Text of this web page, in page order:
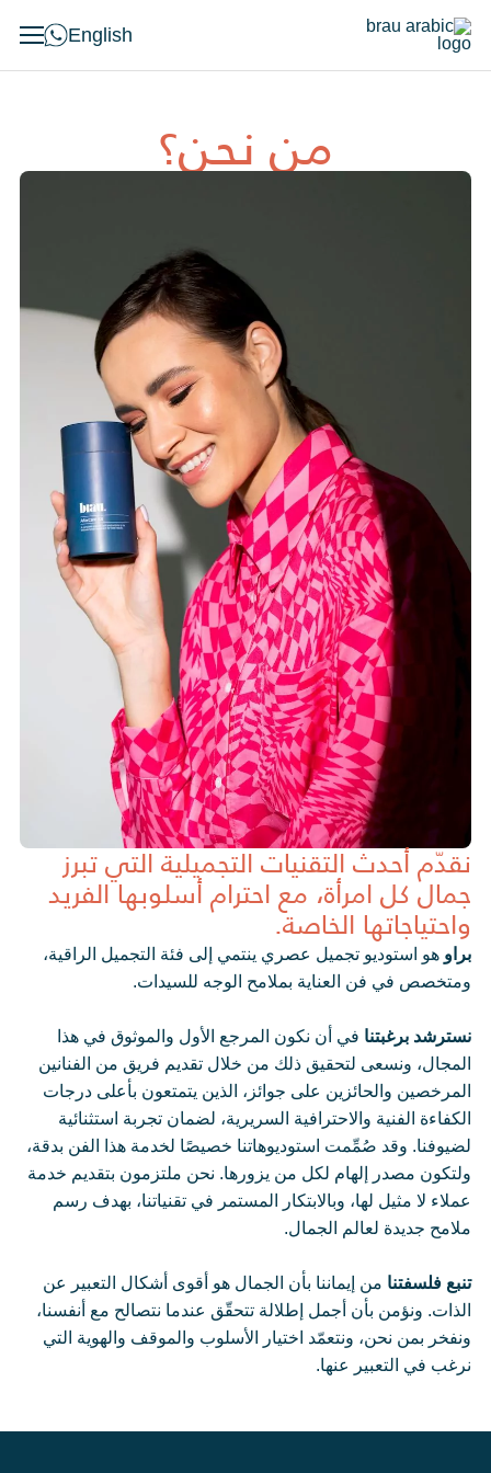
English
من نحن؟
نقدّم أحدث التقنيات التجميلية التي تبرز
جمال كل امرأة، مع احترام أسلوبها الفريد
واحتياجاتها الخاصة.
براو هو استوديو تجميل عصري ينتمي إلى فئة التجميل الراقية،
ومتخصص في فن العناية بملامح الوجه للسيدات.
نسترشد برغبتنا في أن نكون المرجع الأول والموثوق في هذا
المجال، ونسعى لتحقيق ذلك من خلال تقديم فريق من الفنانين
المرخصين والحائزين على جوائز، الذين يتمتعون بأعلى درجات
الكفاءة الفنية والاحترافية السريرية، لضمان تجربة استثنائية
لضيوفنا. وقد صُمِّمت استوديوهاتنا خصيصًا لخدمة هذا الفن بدقة،
ولتكون مصدر إلهام لكل من يزورها. نحن ملتزمون بتقديم خدمة
عملاء لا مثيل لها، وبالابتكار المستمر في تقنياتنا، بهدف رسم
ملامح جديدة لعالم الجمال.
تنبع فلسفتنا من إيماننا بأن الجمال هو أقوى أشكال التعبير عن
الذات. ونؤمن بأن أجمل إطلالة تتحقّق عندما نتصالح مع أنفسنا،
ونفخر بمن نحن، ونتعمّد اختيار الأسلوب والموقف والهوية التي
نرغب في التعبير عنها.